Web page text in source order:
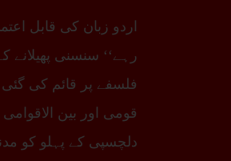
اردو زبان کی قابل
رہے‘‘ سنسنی پھیلانے
فلسفے پر قائم کی
قومی اور بین
دلچسپی کے پہلو کو